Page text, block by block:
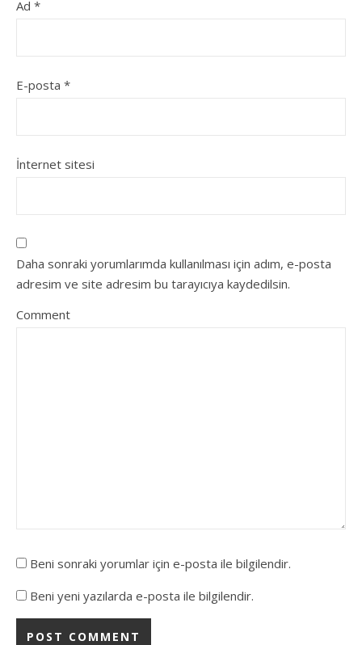
Ad *
E-posta *
İnternet sitesi
Daha sonraki yorumlarımda kullanılması için adım, e-posta
adresim ve site adresim bu tarayıcıya kaydedilsin.
Comment
Beni sonraki yorumlar için e-posta ile bilgilendir.
Beni yeni yazılarda e-posta ile bilgilendir.